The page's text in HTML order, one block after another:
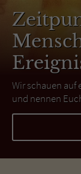
Wir schauen auf
und nennen